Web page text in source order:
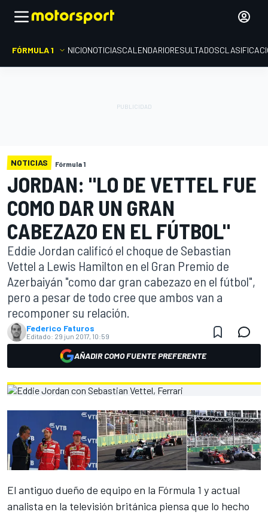
FÓRMULA 1 INICIONOTICIASCALENDARIORESULTADOS
NOTICIAS Fórmula 1
JORDAN: "LO DE VETTEL FUE
COMO DAR UN GRAN
CABEZAZO EN EL FÚTBOL"
Eddie Jordan calificó el choque de Sebastian
Vettel a Lewis Hamilton en el Gran Premio de
Azerbaiyán "como dar gran cabezazo en el fútbol",
pero a pesar de todo cree que ambos van a
recomponer su relación.
Federico Faturos
Editado: 29 jun 2017, 10:59
AÑADIR COMO FUENTE PREFERENTE
El antiguo dueño de equipo en la Fórmula 1 y actual
analista en la televisión británica piensa que lo hecho